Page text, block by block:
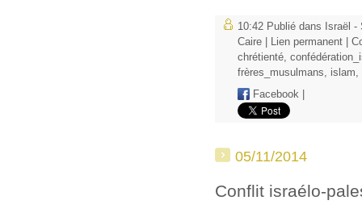
10:42 Publié dans
Israël -
Caire
Lien permanent
chrétienté,
frères_musulmans, islam,
Facebook
05/11/2014
Conflit israélo-